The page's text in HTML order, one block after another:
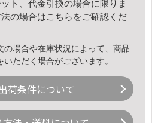
ト、代金引換の場合に限りま
の場合はこちら をご確認くだ
場合や在庫状況によって、商品
ただく場合がございます。
荷条件について